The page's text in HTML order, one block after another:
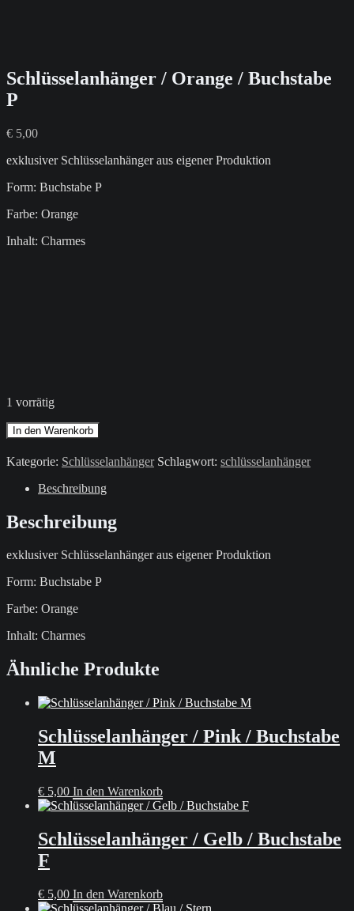
Schlüsselanhänger / Orange / Buchstabe
P
€ 5,00
exklusiver Schlüsselanhänger aus eigener Produktion
Form: Buchstabe P
Farbe: Orange
Inhalt: Charmes
1 vorrätig
Schlüsselanhänger
/
Orange
Buchstabe
Menge
In den Warenkorb
Kategorie: Schlüsselanhänger Schlagwort: schlüsselanhänger
Beschreibung
Beschreibung
exklusiver Schlüsselanhänger aus eigener Produktion
Form: Buchstabe P
Farbe: Orange
Inhalt: Charmes
Ähnliche Produkte
Schlüsselanhänger / Pink / Buchstabe
M
€ 5,00 In den Warenkorb
Schlüsselanhänger / Gelb / Buchstabe
F
€ 5,00 In den Warenkorb